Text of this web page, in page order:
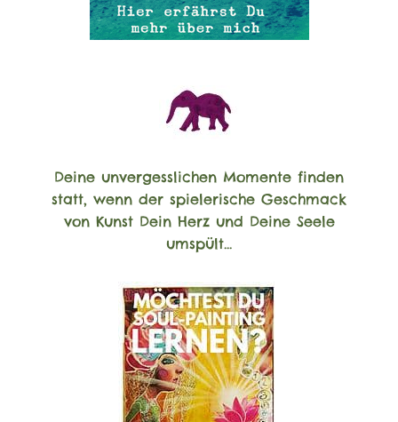
Deine unvergesslichen Momente finden
statt, wenn der spielerische Geschmack
von Kunst Dein Herz und Deine Seele
umspült...